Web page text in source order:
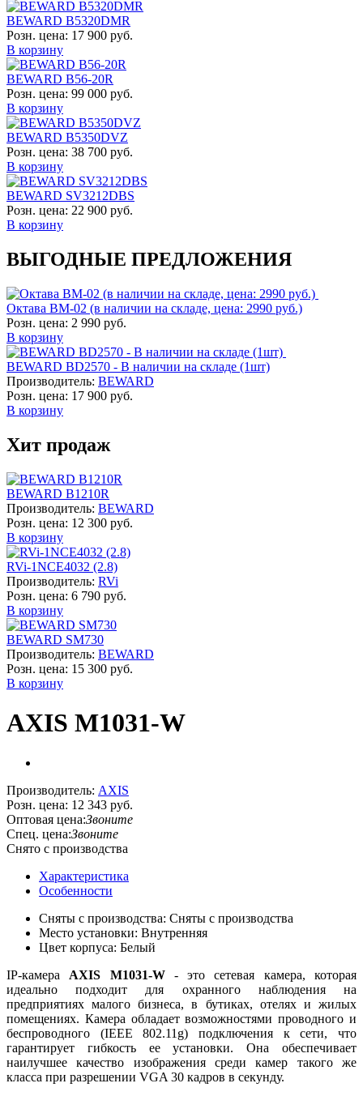
BEWARD B5320DMR
Розн. цена: 17 900 руб.
В корзину
BEWARD B56-20R
Розн. цена: 99 000 руб.
В корзину
BEWARD B5350DVZ
Розн. цена: 38 700 руб.
В корзину
BEWARD SV3212DBS
Розн. цена: 22 900 руб.
В корзину
ВЫГОДНЫЕ ПРЕДЛОЖЕНИЯ
Октава ВМ-02 (в наличии на складе, цена: 2990 руб.)
Розн. цена: 2 990 руб.
В корзину
BEWARD BD2570 - В наличии на складе (1шт)
Производитель: BEWARD
Розн. цена: 17 900 руб.
В корзину
Хит продаж
BEWARD B1210R
Производитель: BEWARD
Розн. цена: 12 300 руб.
В корзину
RVi-1NCE4032 (2.8)
Производитель: RVi
Розн. цена: 6 790 руб.
В корзину
BEWARD SM730
Производитель: BEWARD
Розн. цена: 15 300 руб.
В корзину
AXIS M1031-W
Производитель: AXIS
Розн. цена: 12 343 руб.
Оптовая цена:Звоните
Спец. цена:Звоните
Снято с производства
Характеристика
Особенности
Сняты с производства: Сняты с производства
Место установки: Внутренняя
Цвет корпуса: Белый
IP-камера AXIS M1031-W - это cетевая камера, которая
идеально подходит для охранного наблюдения на
предприятиях малого бизнеса, в бутиках, отелях и жилых
помещениях. Камера обладает возможностями проводного и
беспроводного (IEEE 802.11g) подключения к сети, что
гарантирует гибкость ее установки. Она обеспечивает
наилучшее качество изображения среди камер такого же
класса при разрешении VGA 30 кадров в секунду.